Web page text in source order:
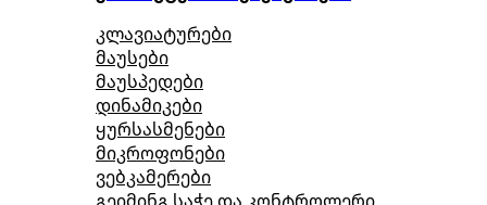
კლავიატურები
მაუსები
მაუსპედები
დინამიკები
ყურსასმენები
მიკროფონები
ვებკამერები